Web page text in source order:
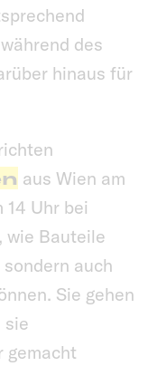
des
hinaus für
aus Wien am
14 Uhr bei
wie Bauteile
auch
Sie gehen
sie
gemacht